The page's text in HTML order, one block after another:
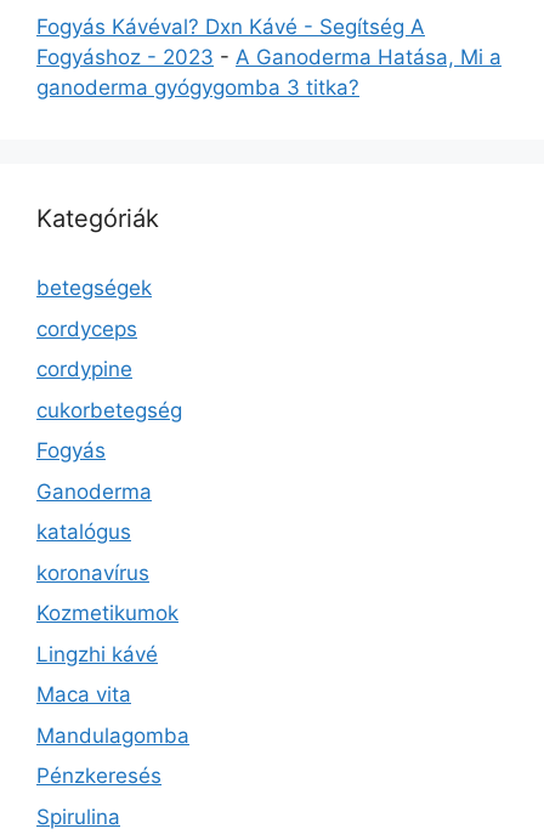
Fogyás Kávéval? Dxn Kávé - Segítség A
Fogyáshoz - 2023 - A Ganoderma Hatása, Mi a
ganoderma gyógygomba 3 titka?
Kategóriák
betegségek
cordyceps
cordypine
cukorbetegség
Fogyás
Ganoderma
katalógus
koronavírus
Kozmetikumok
Lingzhi kávé
Maca vita
Mandulagomba
Pénzkeresés
Spirulina